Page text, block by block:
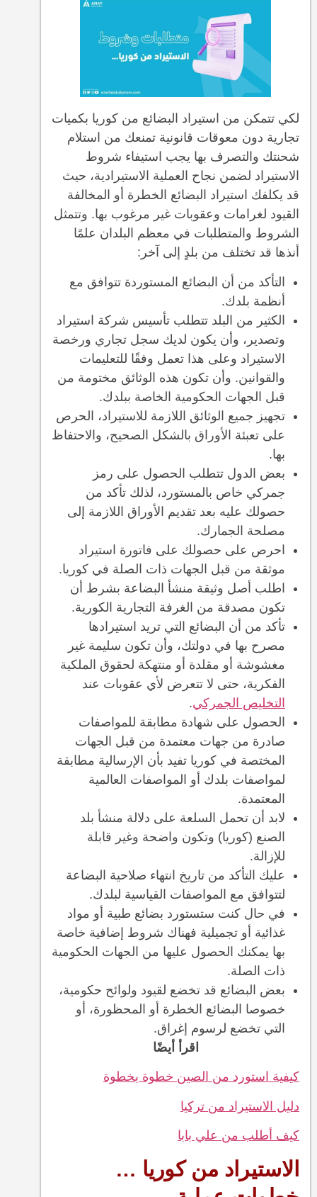
لكي تتمكن من استيراد البضائع من كوريا بكميات
تجارية دون معوقات قانونية تمنعك من استلام
شحنتك والتصرف بها يجب استيفاء شروط
الاستيراد لضمن نجاح العملية الاستيرادية، حيث
قد يكلفك استيراد البضائع الخطرة أو المخالفة
القيود لغرامات وعقوبات غير مرغوب بها. وتتمثل
الشروط والمتطلبات في معظم البلدان علمًا
أنذها قد تختلف من بلدٍ إلى آخر:
التأكد من أن البضائع المستوردة تتوافق مع
أنظمة بلدك.
الكثير من البلد تتطلب تأسيس شركة استيراد
وتصدير، وأن يكون لديك سجل تجاري ورخصة
الاستيراد وعلى هذا تعمل وفقًا للتعليمات
والقوانين. وأن تكون هذه الوثائق مختومة من
قبل الجهات الحكومية الخاصة ببلدك.
تجهيز جميع الوثائق اللازمة للاستيراد، الحرص
على تعبئة الأوراق بالشكل الصحيح، والاحتفاظ
بها.
بعض الدول تتطلب الحصول على رمز
جمركي خاص بالمستورد، لذلك تأكد من
حصولك عليه بعد تقديم الأوراق اللازمة إلى
مصلحة الجمارك.
احرص على حصولك على فاتورة استيراد
موثقة من قبل الجهات ذات الصلة في كوريا.
اطلب أصل وثيقة منشأ البضاعة بشرط أن
تكون مصدقة من الغرفة التجارية الكورية.
تأكد من أن البضائع التي تريد استيرادها
مصرح بها في دولتك، وأن تكون سليمة غير
مغشوشة أو مقلدة أو منتهكة لحقوق الملكية
الفكرية، حتى لا تتعرض لأي عقوبات عند
التخليص الجمركي.
الحصول على شهادة مطابقة للمواصفات
صادرة من جهات معتمدة من قبل الجهات
المختصة في كوريا تفيد بأن الإرسالية مطابقة
لمواصفات بلدك أو المواصفات العالمية
المعتمدة.
لابد أن تحمل السلعة على دلالة منشأ بلد
الصنع (كوريا) وتكون واضحة وغير قابلة
للإزالة.
عليك التأكد من تاريخ انتهاء صلاحية البضاعة
لتتوافق مع المواصفات القياسية لبلدك.
في حال كنت ستستورد بضائع طبية أو مواد
غذائية أو تجميلية فهناك شروط إضافية خاصة
بها يمكنك الحصول عليها من الجهات الحكومية
ذات الصلة.
بعض البضائع قد تخضع لقيود ولوائح حكومية،
خصوصا البضائع الخطرة أو المحظورة، أو
التي تخضع لرسوم إغراق.
اقرأ أيضًا
كيفية استورد من الصين خطوة بخطوة
دليل الاستيراد من تركيا
كيف أطلب من علي بابا
الاستيراد من كوريا …